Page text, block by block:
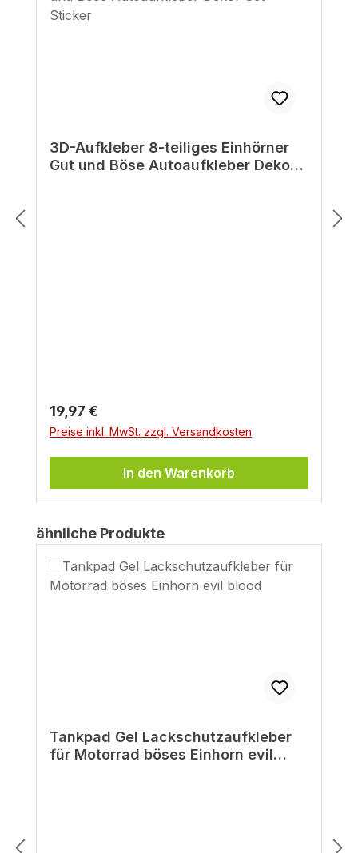
3D-Aufkleber 8-teiliges Einhörner
Gut und Böse Autoaufkleber Dekor
Regulärer Preis:
19,97 €
Preise inkl. MwSt. zzgl. Versandkosten
In den Warenkorb
Produktgalerie überspringen
ähnliche Produkte
Tankpad Gel Lackschutzaufkleber
für Motorrad böses Einhorn evil